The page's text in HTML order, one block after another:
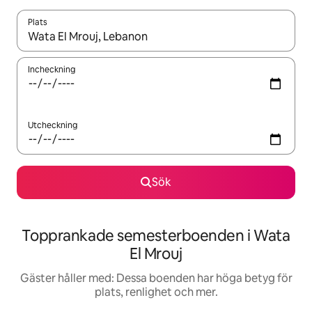
Plats
När resultaten är tillgängliga kan du navigera med upp- och
Incheckning
Utcheckning
Sök
Topprankade semesterboenden i Wata
El Mrouj
Gäster håller med: Dessa boenden har höga betyg för
plats, renlighet och mer.